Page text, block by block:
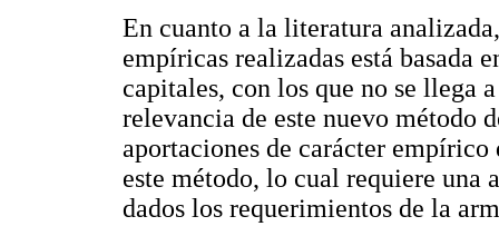
En cuanto a la literatura
empíricas realizadas está basada
capitales, con los que no se llega
relevancia de este nuevo método
aportaciones de carácter
este método, lo cual requiere una
dados los requerimientos de la